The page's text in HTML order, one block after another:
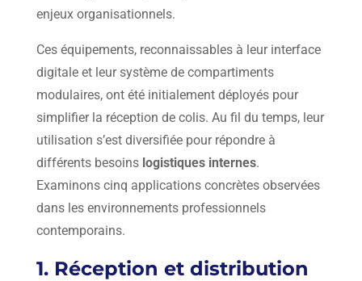
enjeux organisationnels.
Ces équipements, reconnaissables à leur interface
digitale et leur système de compartiments
modulaires, ont été initialement déployés pour
simplifier la réception de colis. Au fil du temps, leur
utilisation s’est diversifiée pour répondre à
différents besoins logistiques internes.
Examinons cinq applications concrètes observées
dans les environnements professionnels
contemporains.
1. Réception et distribution